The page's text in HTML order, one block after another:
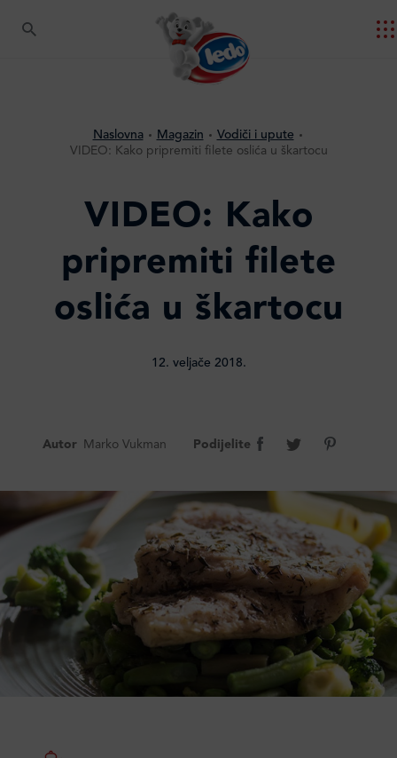
Naslovna Magazin
Vodiči i upute
VIDEO: Kako pripremiti filete oslića u škartocu
VIDEO: Kako
pripremiti filete
oslića u škartocu
12. veljače 2018.
Autor Marko Vukman Podijelite